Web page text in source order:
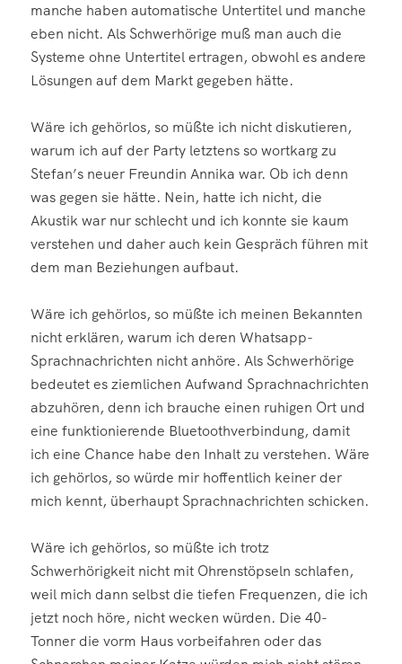
manche haben automatische Untertitel und manche
eben nicht. Als Schwerhörige muß man auch die
Systeme ohne Untertitel ertragen, obwohl es andere
Lösungen auf dem Markt gegeben hätte.
Wäre ich gehörlos, so müßte ich nicht diskutieren,
warum ich auf der Party letztens so wortkarg zu
Stefan’s neuer Freundin Annika war. Ob ich denn
was gegen sie hätte. Nein, hatte ich nicht, die
Akustik war nur schlecht und ich konnte sie kaum
verstehen und daher auch kein Gespräch führen mit
dem man Beziehungen aufbaut.
Wäre ich gehörlos, so müßte ich meinen Bekannten
nicht erklären, warum ich deren Whatsapp-
Sprachnachrichten nicht anhöre. Als Schwerhörige
bedeutet es ziemlichen Aufwand Sprachnachrichten
abzuhören, denn ich brauche einen ruhigen Ort und
eine funktionierende Bluetoothverbindung, damit
ich eine Chance habe den Inhalt zu verstehen. Wäre
ich gehörlos, so würde mir hoffentlich keiner der
mich kennt, überhaupt Sprachnachrichten schicken.
Wäre ich gehörlos, so müßte ich trotz
Schwerhörigkeit nicht mit Ohrenstöpseln schlafen,
weil mich dann selbst die tiefen Frequenzen, die ich
jetzt noch höre, nicht wecken würden. Die 40-
Tonner die vorm Haus vorbeifahren oder das